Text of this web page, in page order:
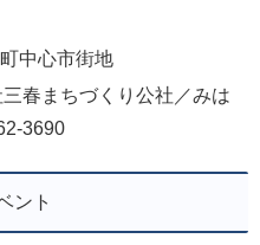
中心市街地
春まちづくり公社／みは
3690
ント